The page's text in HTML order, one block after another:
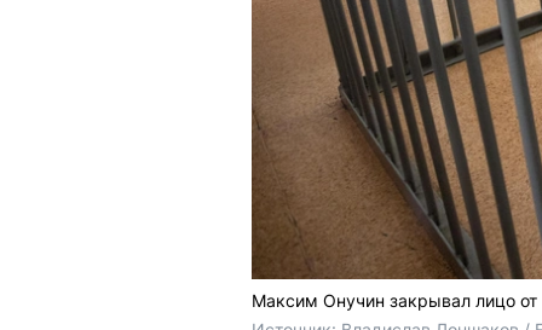
Максим Онучин закрывал лицо